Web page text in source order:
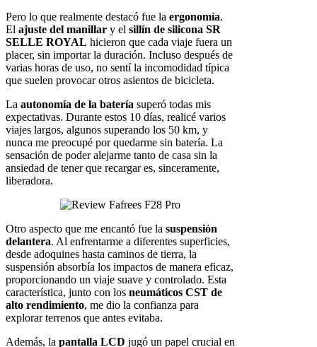
Pero lo que realmente destacó fue la ergonomía.
El ajuste del manillar y el sillín de silicona SR
SELLE ROYAL hicieron que cada viaje fuera un
placer, sin importar la duración. Incluso después de
varias horas de uso, no sentí la incomodidad típica
que suelen provocar otros asientos de bicicleta.
La autonomía de la batería superó todas mis
expectativas. Durante estos 10 días, realicé varios
viajes largos, algunos superando los 50 km, y
nunca me preocupé por quedarme sin batería. La
sensación de poder alejarme tanto de casa sin la
ansiedad de tener que recargar es, sinceramente,
liberadora.
Otro aspecto que me encantó fue la suspensión
delantera. Al enfrentarme a diferentes superficies,
desde adoquines hasta caminos de tierra, la
suspensión absorbía los impactos de manera eficaz,
proporcionando un viaje suave y controlado. Esta
característica, junto con los neumáticos CST de
alto rendimiento, me dio la confianza para
explorar terrenos que antes evitaba.
Además, la pantalla LCD jugó un papel crucial en